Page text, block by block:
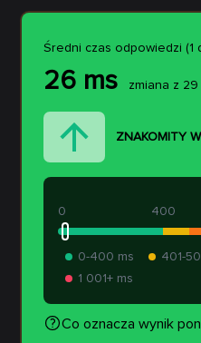
Średni czas odpowiedzi (1
26 ms zmiana z 29
ZNAKOMITY
400
0
0-400 ms 401-
1 001+ ms
Co oznacza wynik